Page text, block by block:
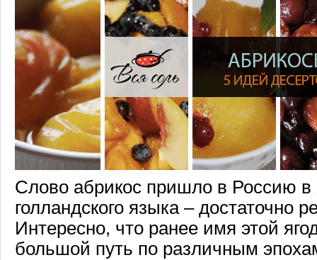
Слово абрикос пришло в Россию в
голландского языка – достаточно
Интересно, что ранее имя этой
большой путь по различным